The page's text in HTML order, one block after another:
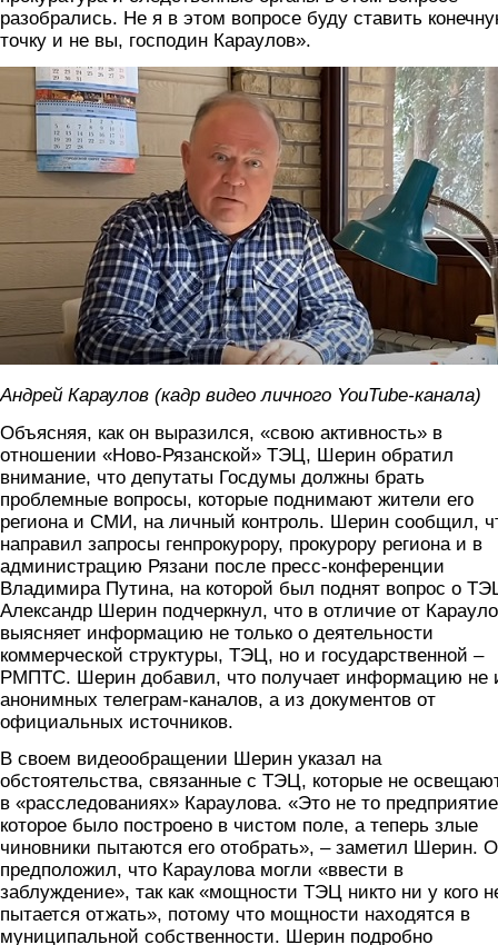
разобрались. Не я в этом вопросе буду ставить
точку и не вы, господин Караулов».
karaulov.jpg
Андрей Караулов (кадр видео личного YouTube-канала)
Объясняя, как он выразился, «свою активность» в
отношении «Ново-Рязанской» ТЭЦ, Шерин обратил
внимание, что депутаты Госдумы должны брать
проблемные вопросы, которые поднимают жители его
региона и СМИ, на личный контроль. Шерин сообщил,
направил запросы генпрокурору, прокурору региона и в
администрацию Рязани после пресс-конференции
Владимира Путина, на которой был поднят вопрос о
Александр Шерин подчеркнул, что в отличие от
выясняет информацию не только о деятельности
коммерческой структуры, ТЭЦ, но и государственной –
РМПТС. Шерин добавил, что получает информацию не
анонимных телеграм-каналов, а из документов от
официальных источников.
В своем видеообращении Шерин указал на
обстоятельства, связанные с ТЭЦ, которые не
в «расследованиях» Караулова. «Это не то
которое было построено в чистом поле, а теперь злые
чиновники пытаются его отобрать», – заметил Шерин.
предположил, что Караулова могли «ввести в
заблуждение», так как «мощности ТЭЦ никто ни у кого
пытается отжать», потому что мощности находятся в
муниципальной собственности. Шерин подробно